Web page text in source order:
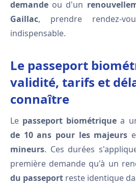
demande ou d'un
Gaillac, prendre rendez-
indispensable.
Le passeport
validité, tarifs et
connaître
Le passeport biométrique a
de 10 ans pour les majeurs
mineurs. Ces durées
première demande qu'à un
du passeport reste identique